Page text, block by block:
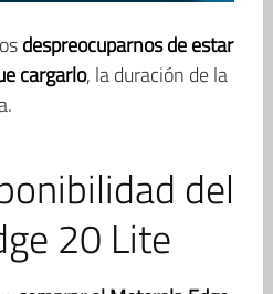
despreocuparnos de estar
cargarlo, la duración de la
del
20 Lite